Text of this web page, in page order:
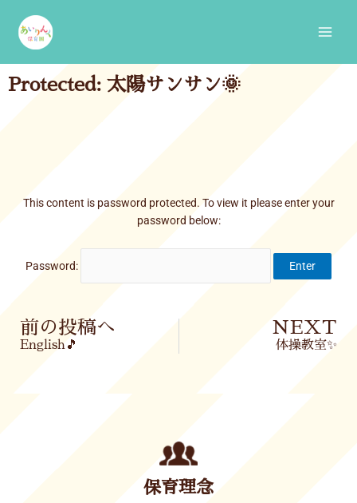
content
Protected: 太陽サンサン🌞
This content is password protected. To view it please enter your
password below:
Password:
Prev
前の投稿へ
English🎵
NEXT
体操教室✨
保育理念